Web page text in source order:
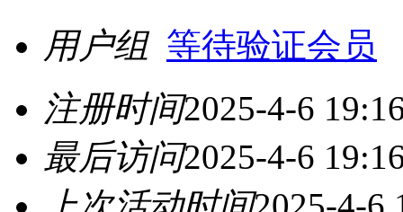
用户组 等待验证会员
注册时间2025-4-6
最后访问2025-4-6